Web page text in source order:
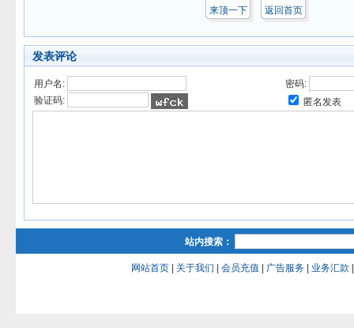
来顶一下 返回首页
发表评论
用户名:
密码:
验证码:
匿名发表
站内搜索：
网站首页 关于我们 会员充值 广告服务 业务汇款